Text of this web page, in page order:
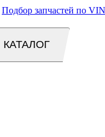
Подбор запчастей по
КАТАЛОГ